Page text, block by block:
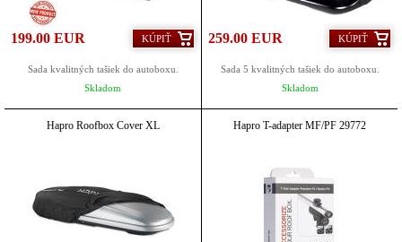
199.00 EUR KÚPIŤ
Sada kvalitných tašiek do autoboxu.
Skladom
259.00 EUR KÚPIŤ
Sada 5 kvalitných tašiek do autoboxu.
Skladom
Hapro Roofbox Cover XL Hapro T-adapter MF/PF 29772